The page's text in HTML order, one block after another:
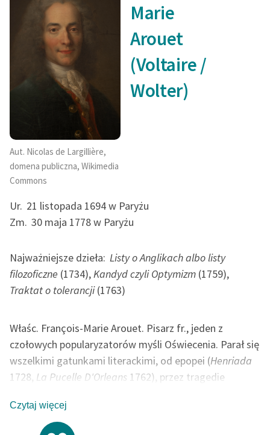
Aut. Nicolas de Largillière,
domena publiczna, Wikimedia
Commons
Marie
Arouet
(Voltaire /
Wolter)
Ur. 21 listopada 1694 w Paryżu
Zm. 30 maja 1778 w Paryżu
Najważniejsze dzieła: Listy o Anglikach albo listy
filozoficzne (1734),Kandyd czyli Optymizm (1759),
Traktat o tolerancji(1763)
Właśc. François-Marie Arouet. Pisarz fr., jeden z
czołowych popularyzatorów myśli Oświecenia. Parał się
wszelkimi gatunkami literackimi, od epopei (Henriada
1728, La Pucelle D'Orleans 1762), przez tragedie
naukowe prace historyczne (
L'essai sur les meurs
Czytaj więcej